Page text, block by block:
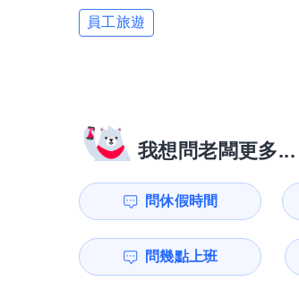
員工旅遊
我想問老闆更多...
問休假時間
問幾點上班